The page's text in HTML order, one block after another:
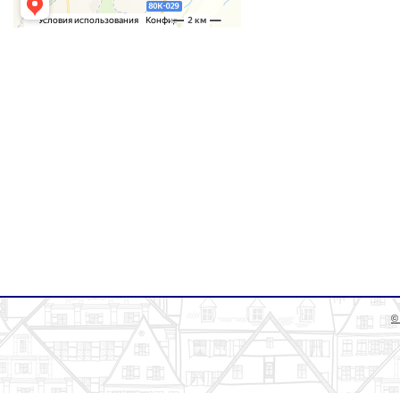
©